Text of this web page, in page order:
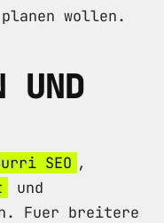
wollen.
UND
SEO ,
und
Fuer breitere